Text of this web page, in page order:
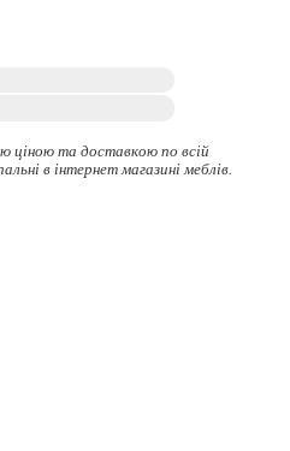
ціною та доставкою по всій
в інтернет магазині меблів.